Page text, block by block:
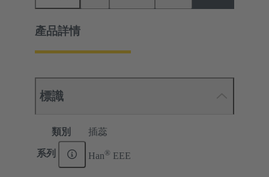
產品詳情
標識
類別 插蕊
系列 Han® EEE